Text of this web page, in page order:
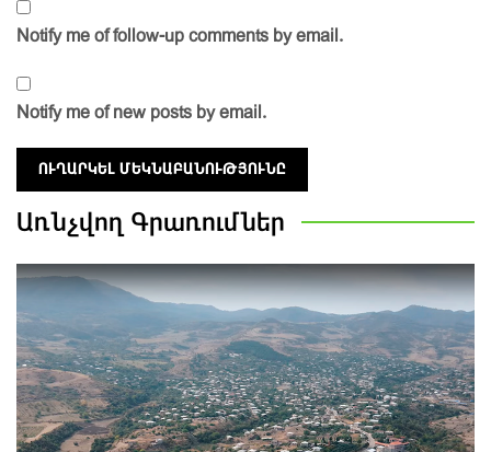
Notify me of follow-up comments by email.
Notify me of new posts by email.
Առնչվող Գրառումներ